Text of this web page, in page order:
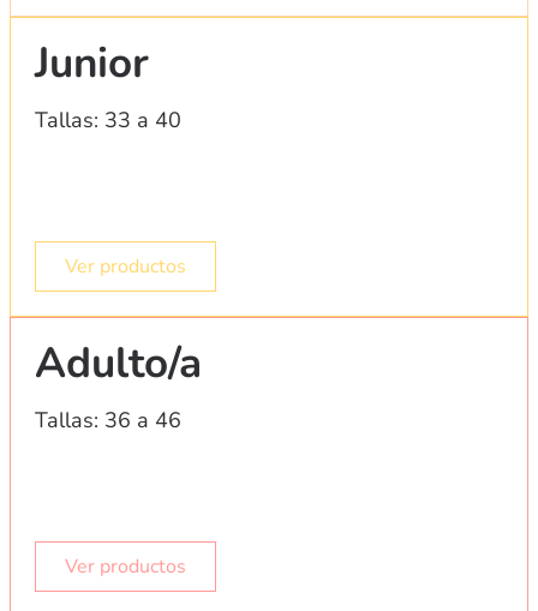
Junior
Tallas: 33 a 40
Ver productos
Adulto/a
Tallas: 36 a 46
Ver productos